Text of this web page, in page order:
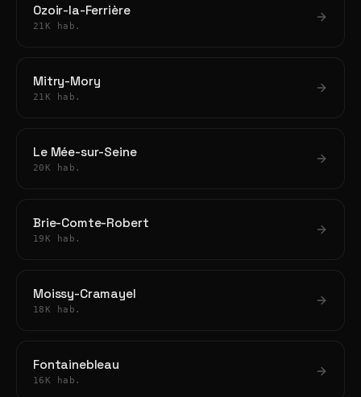
Ozoir-la-Ferrière
21K hab.
Mitry-Mory
21K hab.
Le Mée-sur-Seine
20K hab.
Brie-Comte-Robert
19K hab.
Moissy-Cramayel
18K hab.
Fontainebleau
16K hab.